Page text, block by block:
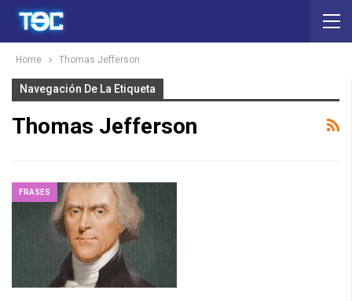
Home Thomas Jefferson
Navegación De La Etiqueta
Thomas Jefferson
FRASES